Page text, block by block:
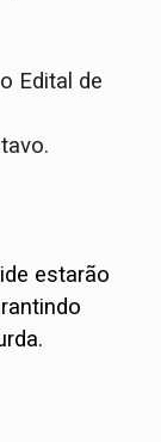
Edital de
estarão